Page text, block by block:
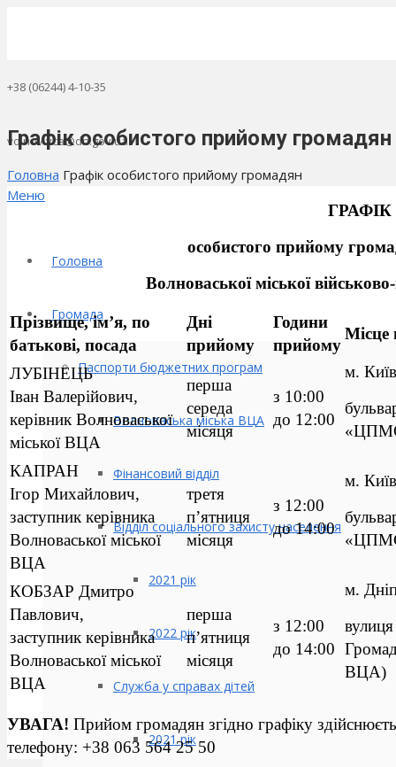
+38 (06244) 4-10-35
volnov.vca@dn.gov.ua
Меню
Головна
Громада
Паспорти бюджетних програм
Волноваська міська ВЦА
Фінансовий відділ
Відділ соціального захисту населення
2021 рік
2022 рік
Служба у справах дітей
2021 рік
Графік особистого прийому громадян
Головна Графік особистого прийому громадян
ГРАФІК
особистого прийому
Волноваської міської
Прізвище, ім’я, по
батькові, посада
Дні
прийому
Години
прийому
Місце
ЛУБІНЕЦЬ
Іван Валерійович,
керівник Волноваської
міської ВЦА
перша
середа
місяця
з 10:00
до 12:00
м.
КАПРАН
Ігор Михайлович,
заступник керівника
Волноваської міської
ВЦА
третя
п’ятниця
місяця
з 12:00
до 14:00
м.
КОБЗАР Дмитро
Павлович,
заступник керівника
Волноваської міської
ВЦА
перша
п’ятниця
місяця
з 12:00
до 14:00
м.
ВЦА)
УВАГА! Прийом громадян згідно графіку
телефону: +38 063 564 25 50